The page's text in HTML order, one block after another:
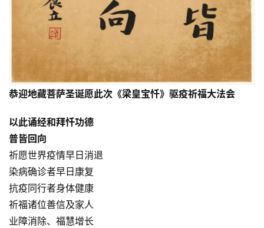
八
僧
音
高
僧
访
谈
恭迎地藏菩萨圣诞愿此次《梁皇宝忏》驱疫祈福大法会
以此诵经和拜忏功德
普皆回向
祈愿世界疫情早日消退
染病确诊者早日康复
抗疫同行者身体健康
祈福诸位善信及家人
业障消除、福慧增长